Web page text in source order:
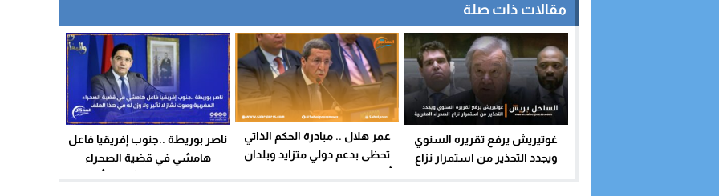
مقالات ذات صلة
غوتيريش يرفع تقريره السنوي
ويجدد التحذير من استمرار نزاع
عمر هلال .. مبادرة الحكم الذاتي
تحظى بدعم دولي متزايد وبلدان
ناصر بوريطة ..جنوب إفريقيا فاعل
هامشي في قضية الصحراء